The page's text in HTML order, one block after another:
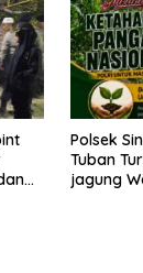
Polsek
Tuban
jagung